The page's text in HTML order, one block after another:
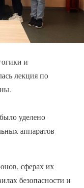
и
лекция по
уделено
аппаратов
сферах их
безопасности и